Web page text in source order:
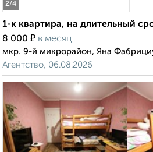
2/4
1-к квартира, на длительный
8 000 ₽ в месяц
мкр. 9-й микрорайон, Яна
Агентство, 06.08.2026